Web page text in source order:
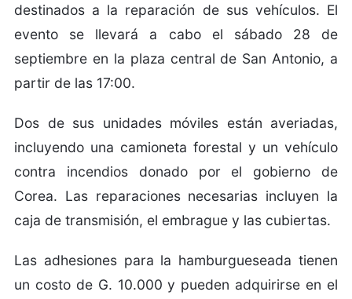
destinados a la reparación de sus vehículos. El
evento se llevará a cabo el sábado 28 de
septiembre en la plaza central de San Antonio, a
partir de las 17:00.
Dos de sus unidades móviles están averiadas,
incluyendo una camioneta forestal y un vehículo
contra incendios donado por el gobierno de
Corea. Las reparaciones necesarias incluyen la
caja de transmisión, el embrague y las cubiertas.
Las adhesiones para la hamburgueseada tienen
un costo de G. 10.000 y pueden adquirirse en el